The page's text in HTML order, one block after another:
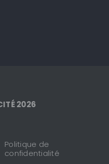
2026
Politique de
confidentialité